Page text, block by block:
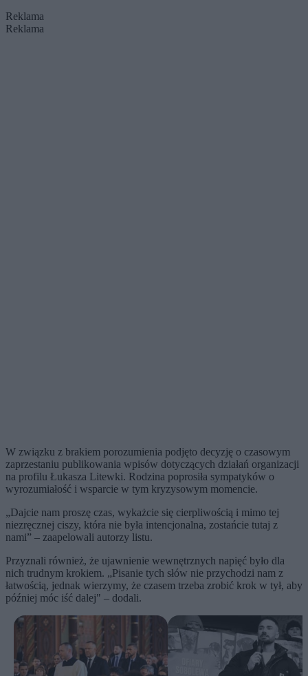
Reklama
Reklama
W związku z brakiem porozumienia podjęto decyzję o czasowym
zaprzestaniu publikowania wpisów dotyczących działań organizacji
na profilu Łukasza Litewki. Rodzina poprosiła sympatyków o
wyrozumiałość i wsparcie w tym kryzysowym momencie.
„Dajcie nam proszę czas, wykażcie się cierpliwością i mimo tej
niezręcznej ciszy, która nie była intencjonalna, zostańcie tutaj z
nami” – zaapelowali autorzy listu.
Przyznali również, że ujawnienie wewnętrznych napięć było dla
nich trudnym krokiem. „Pisanie tych słów nie przychodzi nam z
łatwością, jednak wierzymy, że czasem trzeba zrobić krok w tył, aby
później móc iść dalej" – dodali.